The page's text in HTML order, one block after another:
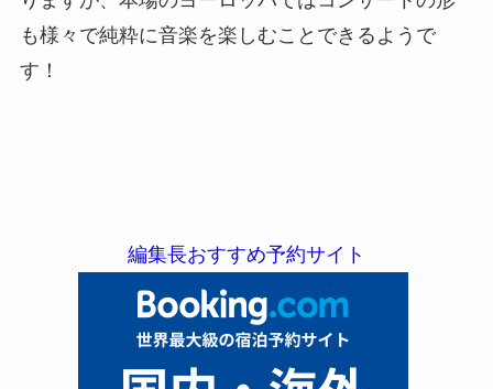
も様々で純粋に音楽を楽しむことできるようで
す！
編集長おすすめ予約サイト